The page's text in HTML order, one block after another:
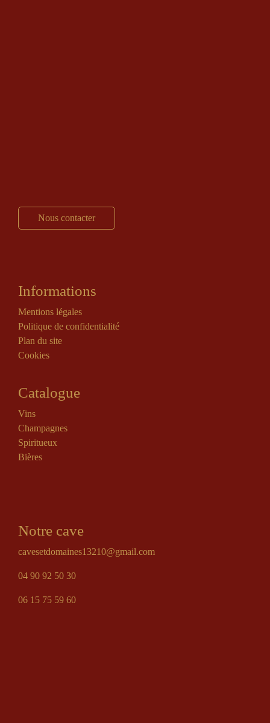
Nous contacter
Informations
Mentions légales
Politique de confidentialité
Plan du site
Cookies
Catalogue
Vins
Champagnes
Spiritueux
Bières
Notre cave
cavesetdomaines13210@gmail.com
04 90 92 50 30
06 15 75 59 60